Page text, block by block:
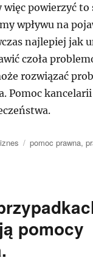
więc powierzyć to
wpływu na
najlepiej jak
czoła
rozwiązać
Pomoc
Tagi
pomoc prawna,
pomocy